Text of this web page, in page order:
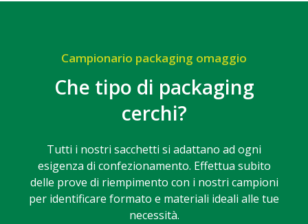
Campionario packaging omaggio
Che tipo di packaging
cerchi?
Tutti i nostri sacchetti si adattano ad ogni
esigenza di confezionamento. Effettua subito
delle prove di riempimento con i nostri campioni
per identificare formato e materiali ideali alle tue
necessità.